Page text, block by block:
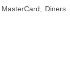
Diners